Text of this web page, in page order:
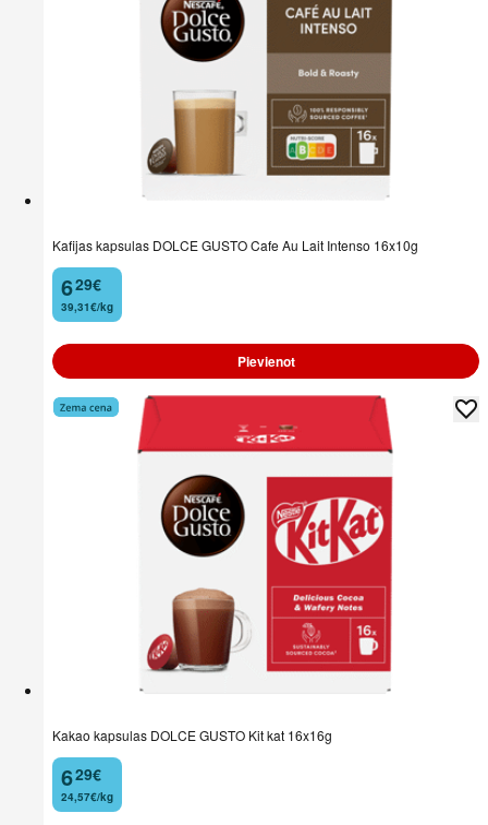
Kafijas kapsulas DOLCE GUSTO Cafe Au Lait Intenso 16x10g
6
. 29€
39,31€/kg
Pievienot
Kakao kapsulas DOLCE GUSTO Kit kat 16x16g
6
. 29€
24,57€/kg